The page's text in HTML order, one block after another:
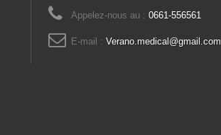
Appelez-nous au : 0661-556561
E-mail : Verano.medical@gmail.com